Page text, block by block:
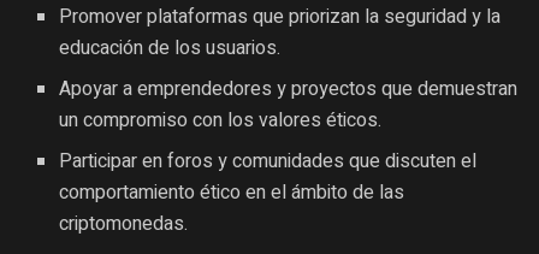
Promover plataformas que priorizan la seguridad y la
educación de los usuarios.
Apoyar a emprendedores y proyectos que demuestran
un compromiso con los valores éticos.
Participar en foros y comunidades que discuten el
comportamiento ético en el ámbito de las
criptomonedas.